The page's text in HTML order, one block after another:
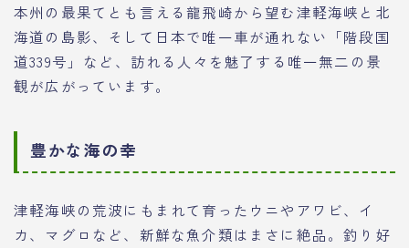
本州の最果てとも言える龍飛崎から望む津軽海峡と北
海道の島影、そして日本で唯一車が通れない「階段国
道339号」など、訪れる人々を魅了する唯一無二の景
観が広がっています。
豊かな海の幸
津軽海峡の荒波にもまれて育ったウニやアワビ、イ
カ、マグロなど、新鮮な魚介類はまさに絶品。釣り好